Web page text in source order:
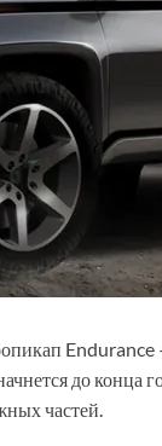
до конца
частей.